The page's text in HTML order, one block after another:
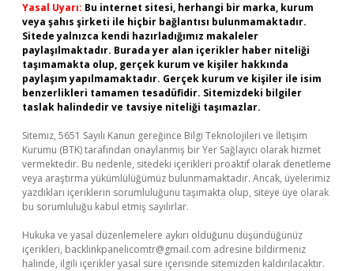
Yasal Uyarı: Bu internet sitesi, herhangi bir marka, kurum
veya şahıs şirketi ile hiçbir bağlantısı bulunmamaktadır.
Sitede yalnızca kendi hazırladığımız makaleler
paylaşılmaktadır. Burada yer alan içerikler haber niteliği
taşımamakta olup, gerçek kurum ve kişiler hakkında
paylaşım yapılmamaktadır. Gerçek kurum ve kişiler ile isim
benzerlikleri tamamen tesadüfidir. Sitemizdeki bilgiler
taslak halindedir ve tavsiye niteliği taşımazlar.
Sitemiz, 5651 Sayılı Kanun gereğince Bilgi Teknolojileri ve İletişim
Kurumu (BTK) tarafından onaylanmış bir Yer Sağlayıcı olarak hizmet
vermektedir. Bu nedenle, sitedeki içerikleri proaktif olarak denetleme
veya araştırma yükümlülüğümüz bulunmamaktadır. Ancak, üyelerimiz
yazdıkları içeriklerin sorumluluğunu taşımakta olup, siteye üye olarak
bu sorumluluğu kabul etmiş sayılırlar.
Hukuka ve yasal düzenlemelere aykırı olduğunu düşündüğünüz
içerikleri, backlinkpanelicomtr@gmail.com adresine bildirmeniz
halinde, ilgili içerikler yasal süre içerisinde sitemizden kaldırılacaktır.